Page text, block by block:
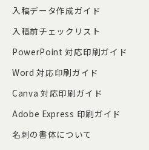
入稿データ作成ガイド
入稿前チェックリスト
PowerPoint 対応印刷ガイド
Word 対応印刷ガイド
Canva 対応印刷ガイド
Adobe Express 印刷ガイド
名刺の書体について